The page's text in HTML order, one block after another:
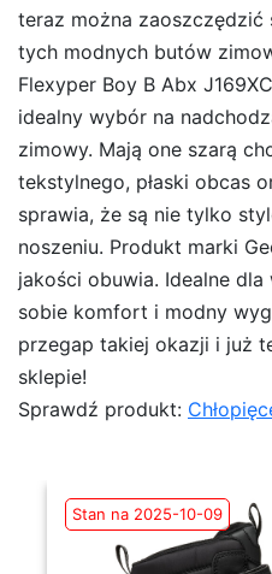
teraz można
tych modnych butów
Flexyper Boy B Abx
idealny wybór na
zimowy. Mają one szarą
tekstylnego, płaski obcas
sprawia, że są nie tylko
noszeniu. Produkt marki
jakości obuwia. Idealne
sobie komfort i modny
przegap takiej okazji i już
sklepie!
Sprawdź produkt:
Stan na 2025-10-09